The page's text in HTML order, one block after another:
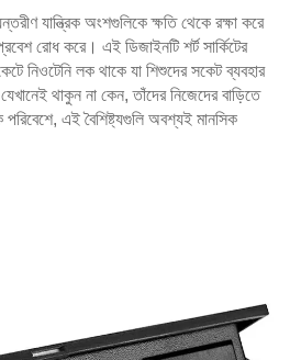
যান্ত্রিক অংশগুলিকে ক্ষতি থেকে রক্ষা করে
রোধ করে। এই ডিজাইনটি শর্ট সার্কিটের
নিওটেনি লক থাকে যা শিশুদের সকেট ব্যবহার
থাকুন না কেন, তাঁদের নিজেদের বাড়িতে
এই বৈশিষ্ট্যগুলি অবশ্যই মানসিক